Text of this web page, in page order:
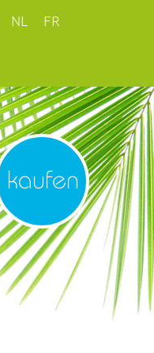
NL FR
kaufen